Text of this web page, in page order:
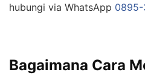
hubungi via WhatsApp
Bagaimana Cara